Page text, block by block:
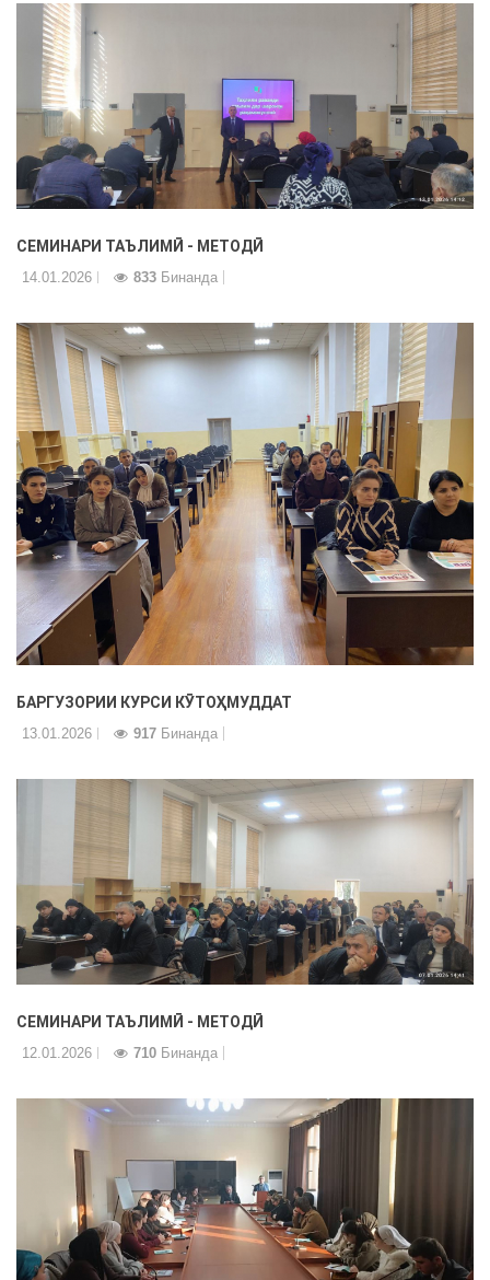
СЕМИНАРИ ТАЪЛИМӢ - МЕТОДӢ
14.01.2026 833 Бинанда
БАРГУЗОРИИ КУРСИ КӮТОҲМУДДАТ
13.01.2026 917 Бинанда
СЕМИНАРИ ТАЪЛИМӢ - МЕТОДӢ
12.01.2026 710 Бинанда